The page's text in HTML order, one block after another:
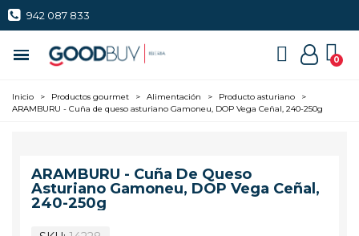
942 087 833
Inicio > Productos gourmet > Alimentación > Producto asturiano
>
ARAMBURU - Cuña de queso asturiano Gamoneu, DOP Vega Ceñal, 240-250g
ARAMBURU - Cuña De Queso
Asturiano Gamoneu, DOP Vega Ceñal,
240-250g